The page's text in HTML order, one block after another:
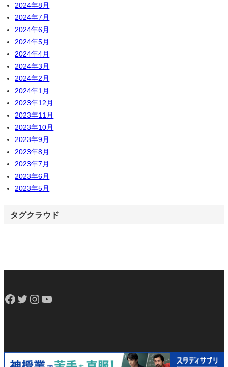
2024年8月
2024年7月
2024年6月
2024年5月
2024年4月
2024年3月
2024年2月
2024年1月
2023年12月
2023年11月
2023年10月
2023年9月
2023年8月
2023年7月
2023年6月
2023年5月
タグクラウド
Facebook Twitter Instagram YouTube